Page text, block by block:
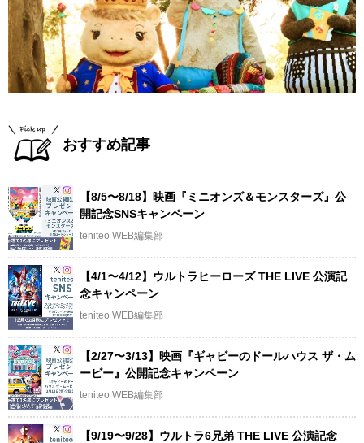
おすすめ記事
【8/5〜8/18】映画『ミニオンズ＆モンスターズ』公
開記念SNSキャンペーン
teniteo WEB編集部
【4/1〜4/12】ウルトラヒーローズ THE LIVE 公演記
念キャンペーン
teniteo WEB編集部
【2/27〜3/13】映画『ギャビーのドールハウス ザ・ム
ービー』公開記念キャンペーン
teniteo WEB編集部
【9/19〜9/28】ウルトラ6兄弟 THE LIVE 公演記念